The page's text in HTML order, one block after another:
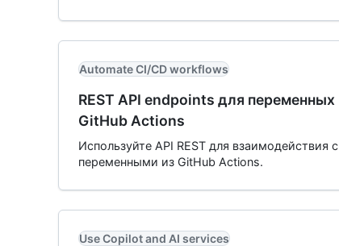
Automate CI/CD workflows
REST API endpoints для переменных
GitHub Actions
Используйте API REST для взаимодействия с
переменными из GitHub Actions.
Use Copilot and AI services